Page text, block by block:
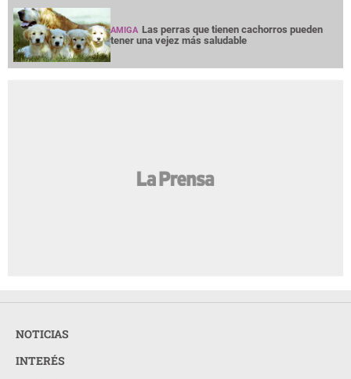
AMIGA Las perras que tienen cachorros pueden
tener una vejez más saludable
NOTICIAS
INTERÉS